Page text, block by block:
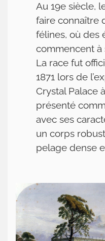
majesté
Contact
Au 19e siècle,
faire connaître
félines, où des
commencent à
La race fut
1871 lors de
Crystal Palace
présenté
avec ses
un corps
pelage dense